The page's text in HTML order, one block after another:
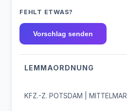
FEHLT ETWAS?
Vorschlag senden
LEMMAORDNUNG
KFZ.-Z. POTSDAM |